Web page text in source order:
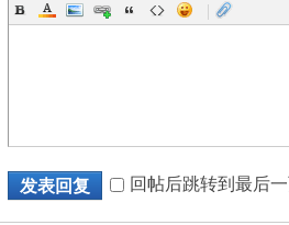
|
发表回复 回帖后跳转到最后